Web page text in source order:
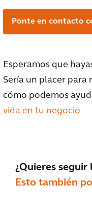
Ponte en contacto
Esperamos que
Sería un placer
cómo podemos
vida en tu negocio
¿Quieres seguir
Esto también